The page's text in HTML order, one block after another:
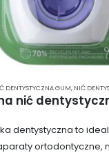
DENTYSTYCZNA GUM, NIĆ
dentystyczna to
ortodontyczne,